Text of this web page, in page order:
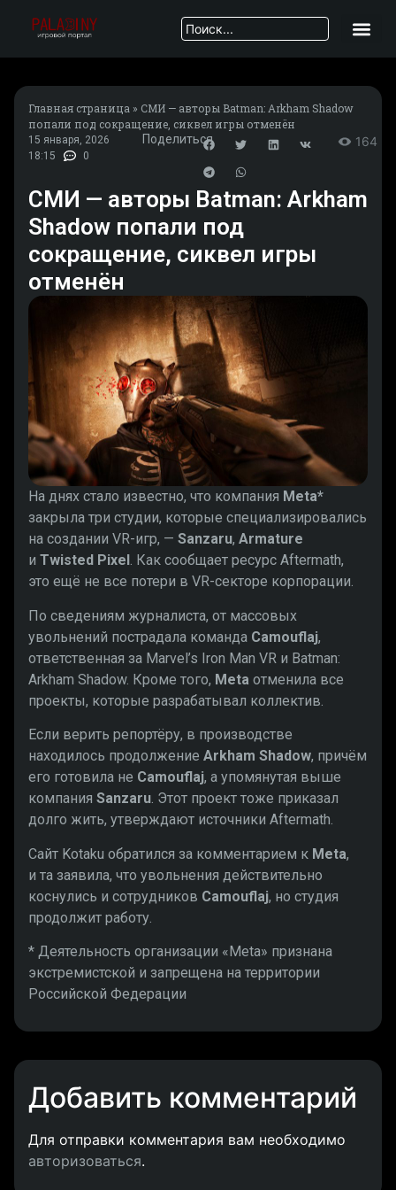
Главная страница » СМИ — авторы Batman: Arkham Shadow
попали под сокращение, сиквел игры отменён
15 января, 2026
18:15
0
Поделиться 164
СМИ — авторы Batman: Arkham
Shadow попали под
сокращение, сиквел игры
отменён
На днях стало известно, что компания Meta*
закрыла три студии, которые специализировались
на создании VR-игр, — Sanzaru, Armature
и Twisted Pixel . Как сообщает ресурс Aftermath,
это ещё не все потери в VR-секторе корпорации.
По сведениям журналиста, от массовых
увольнений пострадала команда Camouflaj,
ответственная за Marvel’s Iron Man VR и Batman:
Arkham Shadow. Кроме того, Meta отменила все
проекты, которые разрабатывал коллектив.
Если верить репортёру, в производстве
находилось продолжение Arkham Shadow, причём
его готовила не Camouflaj, а упомянутая выше
компания Sanzaru. Этот проект тоже приказал
долго жить, утверждают источники Aftermath.
Сайт Kotaku обратился за комментарием к Meta,
и та заявила, что увольнения действительно
коснулись и сотрудников Camouflaj, но студия
продолжит работу.
* Деятельность организации «Meta» признана
экстремистской и запрещена на территории
Российской Федерации
Добавить комментарий
Для отправки комментария вам необходимо
авторизоваться.